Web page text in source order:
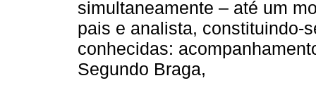
simultaneamente – até um
pais e analista, constituindo-
conhecidas:
Segundo Braga,